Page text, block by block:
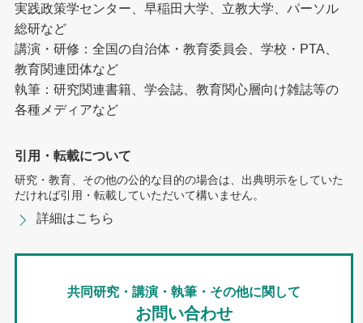
実践政策学センター、早稲田大学、立教大学、パーソル
総研など
講演・研修：全国の自治体・教育委員会、学校・PTA、
教育関連団体など
執筆：研究関連書籍、学会誌、教育関心層向け雑誌等の
各種メディアなど
引用・転載について
研究・教育、その他の公的な目的の場合は、出典明示をしていた
だければ引用・転載していただいて構いません。
詳細はこちら
共同研究・講演・執筆・その他に関して
お問い合わせ